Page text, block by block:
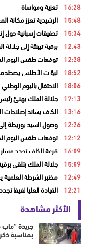
16:28 تعزية ومواساة
15:48 الرشيدية تعزز مكانة
15:34 تحقيقات إسبانية حول
12:43 برقية تهنئة إلى
12:28 توقعات طقس اليوم
18:52 لبؤات الأطلس يصطدمن
18:06 الاحتفال باليوم
17:13 جلالة الملك يهنئ
13:16 الكاف يساند إصلاحات
12:26 وصول السيد بوريطة
12:12 توقعات طقس اليوم
16:09 قرعة الكاف تحدد مسار
15:59 جلالة الملك يتلقى
12:49 مختبر الشرطة العلمية
12:21 القيادة العليا لفيفا
الأكثر مشاهدة
جريدة “ماب
بمناسبة